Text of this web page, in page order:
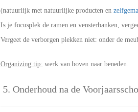
(natuurlijk met natuurlijke producten en
Is je focusplek de ramen en vensterbanken,
Vergeet de verborgen plekken niet: onder de
Organizing tip: werk van boven naar beneden.
5. Onderhoud na de